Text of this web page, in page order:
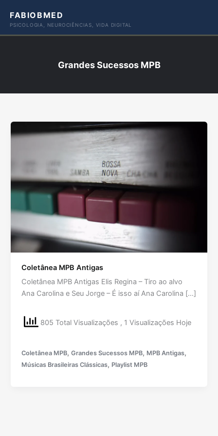
paraFABIOBMED
PSICOLOGIA, NEUROCIÊNCIAS, VIDA DIGITAL
Grandes Sucessos MPB
Coletânea MPB Antigas
Coletânea MPB Antigas Elis Regina – Tiro ao alvo
Ana Carolina e Seu Jorge – É isso aí Ana Carolina […]
805 Total Visualizações , 1 Visualizações Hoje
Coletânea MPB,Grandes Sucessos MPB, MPB Antigas,
Músicas Brasileiras Clássicas, Playlist MPB